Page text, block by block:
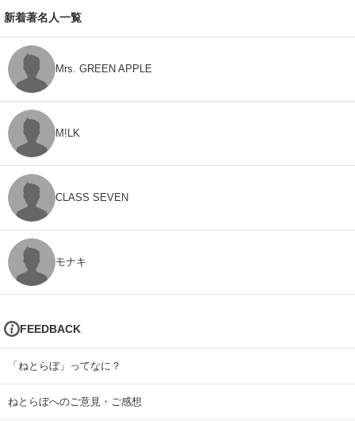
新着著名人一覧
Mrs. GREEN APPLE
M!LK
CLASS SEVEN
モナキ
FEEDBACK
「ねとらぼ」ってなに？
ねとらぼへのご意見・ご感想